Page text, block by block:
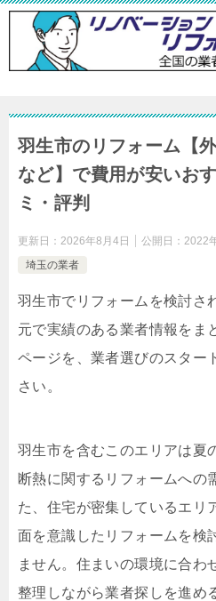
羽生市のリフォーム【
など】で費用が安いお
ミ・評判
更新日： 2026年8月4日 公開日： 2022
埼玉の業者
羽生市でリフォームを検討さ
元で実績のある業者情報をま
ページを、業者選びのスター
さい。
羽生市を含むこのエリアは夏
断熱に関するリフォームへの
た、住宅が密集しているエリ
面を意識したリフォームを検
ません。住まいの環境に合わ
整理しながら業者探しを進め